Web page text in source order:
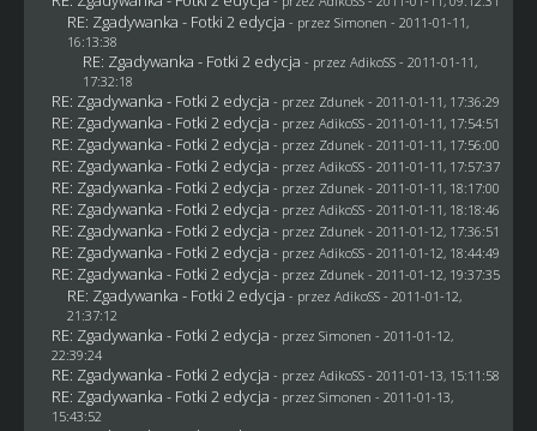
RE: Zgadywanka - Fotki 2 edycja - przez Simonen - 2011-01-11,
16:13:38
RE: Zgadywanka - Fotki 2 edycja - przez AdikoSS - 2011-01-11,
17:32:18
RE: Zgadywanka - Fotki 2 edycja - przez Zdunek - 2011-01-11, 17:36:29
RE: Zgadywanka - Fotki 2 edycja - przez AdikoSS - 2011-01-11, 17:54:51
RE: Zgadywanka - Fotki 2 edycja - przez Zdunek - 2011-01-11, 17:56:00
RE: Zgadywanka - Fotki 2 edycja - przez AdikoSS - 2011-01-11, 17:57:37
RE: Zgadywanka - Fotki 2 edycja - przez Zdunek - 2011-01-11, 18:17:00
RE: Zgadywanka - Fotki 2 edycja - przez AdikoSS - 2011-01-11, 18:18:46
RE: Zgadywanka - Fotki 2 edycja - przez Zdunek - 2011-01-12, 17:36:51
RE: Zgadywanka - Fotki 2 edycja - przez AdikoSS - 2011-01-12, 18:44:49
RE: Zgadywanka - Fotki 2 edycja - przez Zdunek - 2011-01-12, 19:37:35
RE: Zgadywanka - Fotki 2 edycja - przez AdikoSS - 2011-01-12,
21:37:12
RE: Zgadywanka - Fotki 2 edycja - przez Simonen - 2011-01-12,
22:39:24
RE: Zgadywanka - Fotki 2 edycja - przez AdikoSS - 2011-01-13, 15:11:58
RE: Zgadywanka - Fotki 2 edycja - przez Simonen - 2011-01-13,
15:43:52